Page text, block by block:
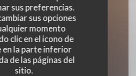
sus preferencias.
sus opciones
momento
clic en el icono de
en la parte inferior
de las páginas del
sitio.
UNA MESA